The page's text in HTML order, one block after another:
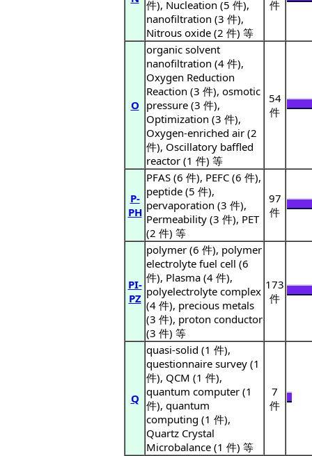
件), Nucleation (5 件),
nanofiltration (3 件),
Nitrous oxide (2 件) 等
件
O
organic solvent
nanofiltration (4 件),
Oxygen Reduction
Reaction (3 件), osmotic
pressure (3 件),
Optimization (3 件),
Oxygen-enriched air (2
件), Oscillatory baffled
reactor (1 件) 等
54
件
P-
PH
PFAS (6 件), PEFC (6 件),
peptide (5 件),
pervaporation (3 件),
Permeability (3 件), PET
(2 件) 等
97
件
PI-
PZ
polymer (6 件), polymer
electrolyte fuel cell (6
件), Plasma (4 件),
polyelectrolyte complex
(4 件), precious metals
(3 件), proton conductor
(3 件) 等
173
件
Q
quasi-solid (1 件),
questionnaire survey (1
件), QCM (1 件),
quantum computer (1
件), quantum
computing (1 件),
Quartz Crystal
Microbalance (1 件) 等
7
件